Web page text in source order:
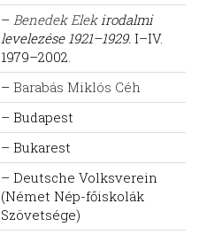
– Benedek Elekirodalmi
levelezése 1921–1929. I–IV.
1979–2002.
– Barabás Miklós Céh
– Budapest
– Bukarest
– Deutsche Volksverein
(Német Nép-főiskolák
Szövetsége)